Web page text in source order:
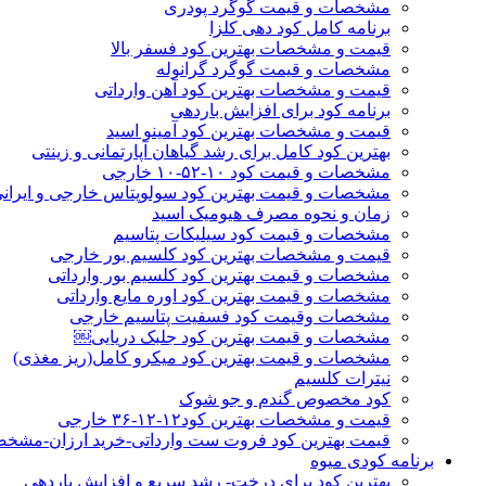
مشخصات و قیمت گوگرد پودری
برنامه کامل کود دهی کلزا
قیمت و مشخصات بهترین کود فسفر بالا
مشخصات و قیمت گوگرد گرانوله
قیمت و مشخصات بهترین کود آهن وارداتی
برنامه کود برای افزایش باردهی
قیمت و مشخصات بهترین کود آمینو اسید
بهترین کود کامل برای رشد گیاهان آپارتمانی و زینتی
مشخصات و قیمت کود ۱۰-۵۲-۱۰ خارجی
مشخصات و قیمت بهترین کود سولوپتاس خارجی و
زمان و نحوه مصرف هیومیک اسید
مشخصات و قیمت کود سیلیکات پتاسیم
قیمت و مشخصات بهترین کود کلسیم بور خارجی
مشخصات و قیمت بهترین کود کلسیم بور وارداتی
مشخصات و قیمت بهترین کود اوره مایع وارداتی
مشخصات وقیمت کود فسفیت پتاسیم خارجی
مشخصات و قیمت بهترین کود جلبک دریایی￼
مشخصات و قیمت بهترین کود میکرو کامل(ریز مغذی)
نیترات کلسیم
کود مخصوص گندم و جو شوک
قیمت و مشخصات بهترین کود۱۲-۱۲-۳۶ خارجی
قیمت بهترین کود فروت ست وارداتی-خرید ارزان-
برنامه کودی میوه
بهترین کود برای درخت- رشد سریع و افزایش باردهی